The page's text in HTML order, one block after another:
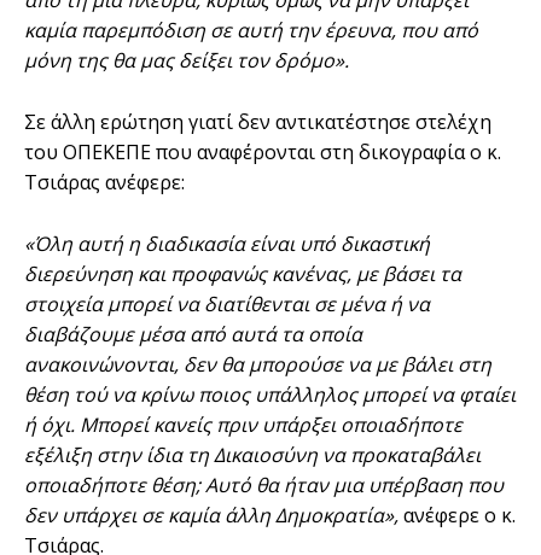
καμία παρεμπόδιση σε αυτή την έρευνα, που από
μόνη της θα μας δείξει τον δρόμο».
Σε άλλη ερώτηση γιατί δεν αντικατέστησε στελέχη
του ΟΠΕΚΕΠΕ που αναφέρονται στη δικογραφία ο κ.
Τσιάρας ανέφερε:
«Όλη αυτή η διαδικασία είναι υπό δικαστική
διερεύνηση και προφανώς κανένας, με βάσει τα
στοιχεία μπορεί να διατίθενται σε μένα ή να
διαβάζουμε μέσα από αυτά τα οποία
ανακοινώνονται, δεν θα μπορούσε να με βάλει στη
θέση τού να κρίνω ποιος υπάλληλος μπορεί να φταίει
ή όχι. Μπορεί κανείς πριν υπάρξει οποιαδήποτε
εξέλιξη στην ίδια τη Δικαιοσύνη να προκαταβάλει
οποιαδήποτε θέση; Αυτό θα ήταν μια υπέρβαση που
δεν υπάρχει σε καμία άλλη Δημοκρατία»,ανέφερε ο κ.
Τσιάρας.